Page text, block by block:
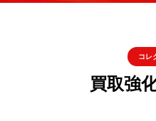
コレ
買取強